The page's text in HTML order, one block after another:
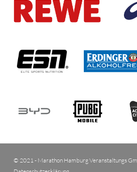
© 2021 - Marathon Hamburg Veranstaltungs